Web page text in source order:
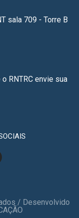
sala 709 - Torre B
RNTRC envie sua
/ Desenvolvido